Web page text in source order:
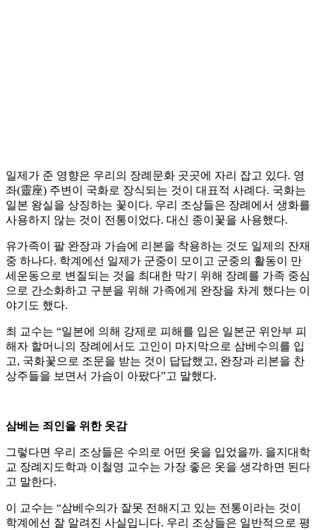
일제가 준 영향은 우리의 장례문화 곳곳에 자리 잡고 있다. 영
좌(靈座) 주변이 국화로 장식되는 것이 대표적 사례다. 국화는
일본 왕실을 상징하는 꽃이다. 우리 조상들은 장례에서 생화를
사용하지 않는 것이 전통이었다. 대신 종이꽃을 사용했다.
유가족이 팔 완장과 가슴에 리본을 착용하는 것도 일제의 잔재
중 하나다. 학계에선 일제가 군중이 모이고 군중의 활동이 만
세운동으로 변질되는 것을 최대한 막기 위해 장례를 가족 중심
으로 간소화하고 구분을 위해 가족에게 완장을 차게 했다는 이
야기도 했다.
최 교수는 “일본에 의해 강제로 피해를 입은 일본군 위안부 피
해자 할머니의 장례에서도 고인이 마지막으로 삼베수의를 입
고, 국화꽃으로 조문을 받는 것이 답답했고, 완장과 리본을 찬
상주들을 보면서 가슴이 아팠다”고 말했다.
삼베는 죄인을 위한 옷감
그렇다면 우리 조상들은 수의로 어떤 옷을 입었을까. 을지대학
교 장례지도학과 이철영 교수는 가장 좋은 옷을 생각하면 된다
고 말한다.
이 교수는 “삼베수의가 잘못 전해지고 있는 전통이라는 것이
학계에선 잘 알려진 사실입니다. 우리 조상들은 일반적으로 평